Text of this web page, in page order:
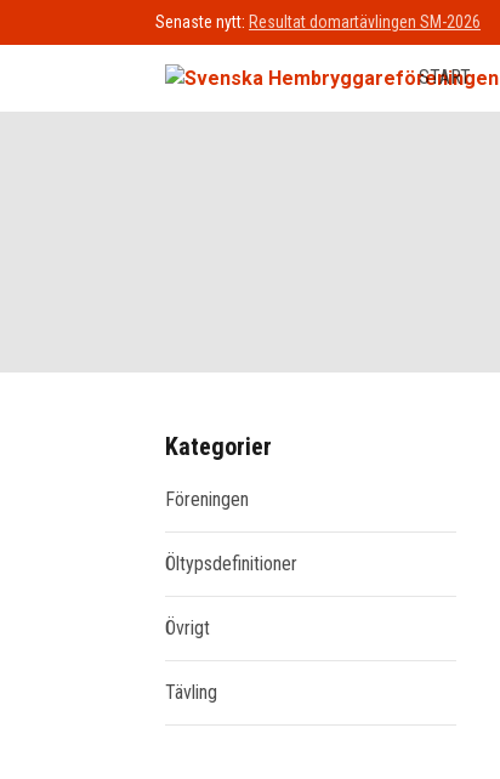
Senaste nytt: Resultat domartävlingen SM-2026
START
Kategorier
Föreningen
Öltypsdefinitioner
Övrigt
Tävling